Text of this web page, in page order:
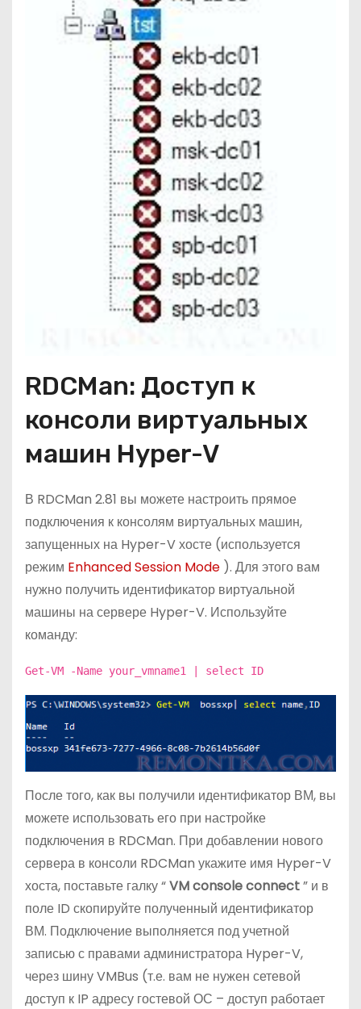
RDCMan: Доступ к
консоли виртуальных
машин Hyper-V
В RDCMan 2.81 вы можете настроить прямое
подключения к консолям виртуальных машин,
запущенных на Hyper-V хосте (используется
режим Enhanced Session Mode ). Для этого вам
нужно получить идентификатор виртуальной
машины на сервере Hyper-V. Используйте
команду:
Get-VM -Name your_vmname1 | select ID
После того, как вы получили идентификатор ВМ, вы
можете использовать его при настройке
подключения в RDCMan. При добавлении нового
сервера в консоли RDCMan укажите имя Hyper-V
хоста, поставьте галку “VM console connect” и в
поле ID скопируйте полученный идентификатор
ВМ. Подключение выполняется под учетной
записью с правами администратора Hyper-V,
через шину VMBus (т.е. вам не нужен сетевой
доступ к IP адресу гостевой ОС – доступ работает